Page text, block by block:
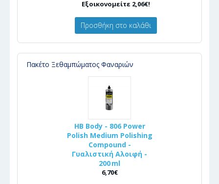
Εξοικονομείτε 2,06€!
Προσθήκη στο καλάθι
Πακέτο Ξεθαμπώματος Φαναριών
HB Body - 806 Power
Polish Medium Polishing
Compound -
Γυαλιστική Αλοιφή -
200 ml
6,70€